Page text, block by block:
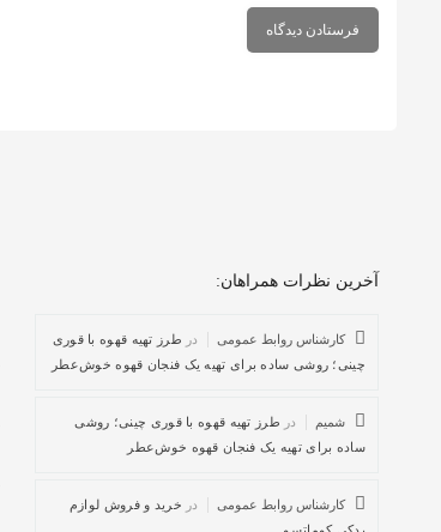
آخرین نظرات همراهان:
کارشناس روابط عمومی در طرز تهیه قهوه با قوری
چینی؛ روشی ساده برای تهیه یک فنجان قهوه خوش‌عطر
شمیم در طرز تهیه قهوه با قوری چینی؛ روشی
ساده برای تهیه یک فنجان قهوه خوش‌عطر
کارشناس روابط عمومی در خرید و فروش لوازم